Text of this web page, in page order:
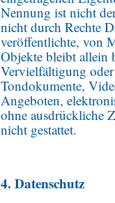
Nennung ist nicht
nicht durch Rechte
veröffentlichte, von
Objekte bleibt allein
Vervielfältigung
Tondokumente,
Angeboten,
ohne ausdrückliche
nicht gestattet.
4. Datenschutz